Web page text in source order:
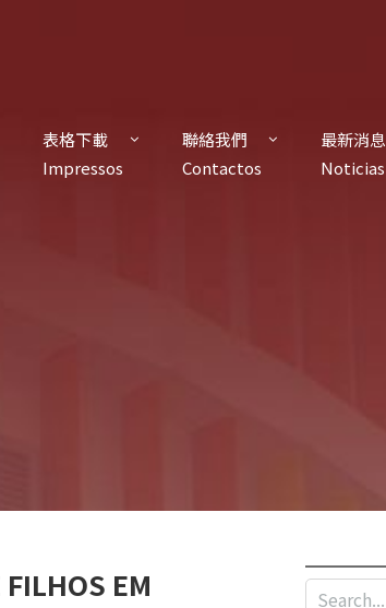
表格下載
Impressos
聯絡我們
Contactos
最新消息
Noticias
EM